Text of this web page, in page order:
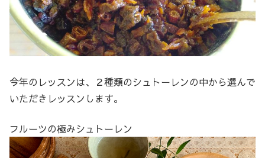
今年のレッスンは、２種類のシュトーレンの中から選んで
いただきレッスンします。
フルーツの極みシュトーレン